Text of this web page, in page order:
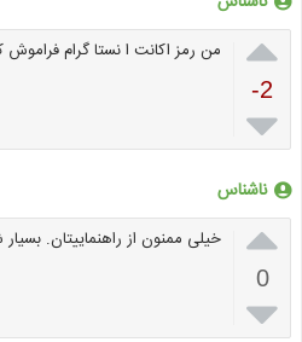

-2

من رمز اکانت ا نستا گرام فراموش
ناشناس

0

خیلی ممنون از راهنماییتان. بسیار